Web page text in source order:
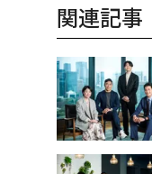
関連記事